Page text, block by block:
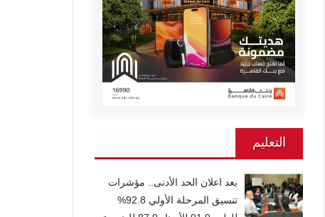
التعليم
بعد اعلان الحد الأدنى.. مؤشرات
تنسيق المرحلة الأولي 92.8%